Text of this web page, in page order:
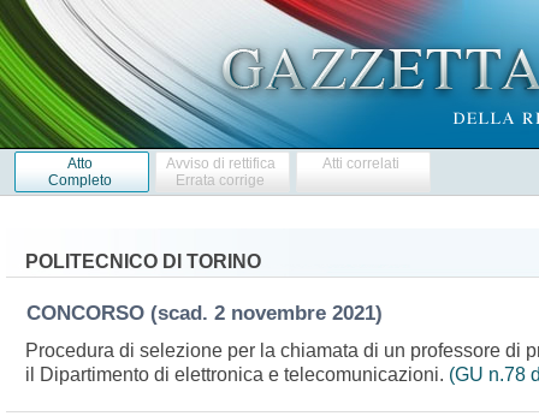
Atto
Completo
Avviso di rettifica
Errata corrige
Atti correlati
POLITECNICO DI TORINO
CONCORSO (scad. 2 novembre 2021)
Procedura di selezione per la chiamata di un professore di
il Dipartimento di elettronica e telecomunicazioni. (GU n.78